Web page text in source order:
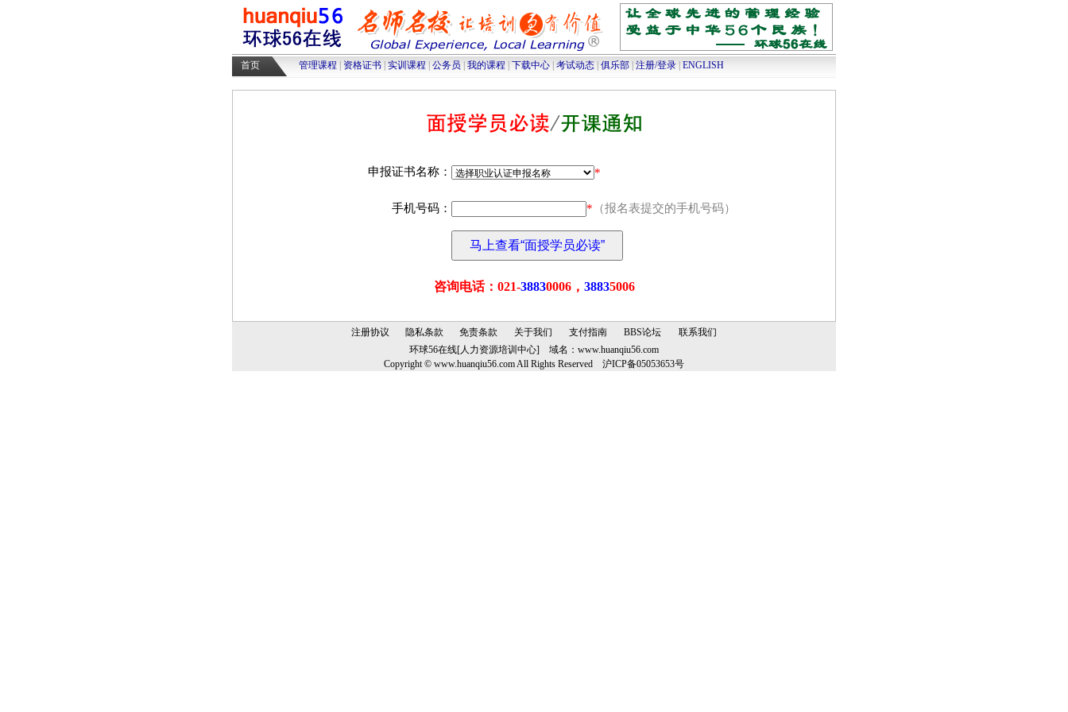
高级人力资源管理师培训 |高级物流师培训|
采购师培训|物流师培训 人力资源管理师
首页 管理课程 资格证书 实训课程 公务员 我的课程 下载中心 考试动态 俱乐部 注册/登录 ENGLISH
申报证书名称： *
手机号码： * （报名表提交的手机号码）
咨询电话：021-38830006， 38835006
注册协议 隐私条款 免责条款 关于我们 支付指南 BBS论坛
联系我们
环球56在线[人力资源培训中心] 域名： www.huanqiu56.com
Copyright © www.huanqiu56.com All Rights Reserved 沪ICP备05053653号